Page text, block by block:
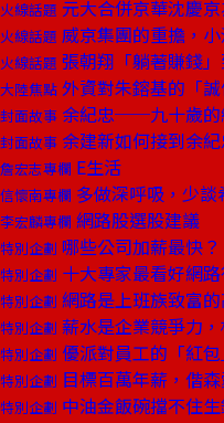
火線話題 元大合併京華沈慶
火線話題 威京集團的重擔，
火線話題 張朝翔「躺著賺錢
大陸焦點 外資對朱鎔基的「
封面故事 余紀忠──九十歲的
封面故事 余建新如何接到余
詹宏志專欄 E生活
信懷南專欄 多做深呼吸，少談
李宏麟專欄 網路股選股建議
特別企劃 哪些公司加薪最快？
特別企劃 十大專家最看好網
特別企劃 網路是上班族致富
特別企劃 薪水是企業競爭力，
特別企劃 優派對員工的「紅
特別企劃 目標百萬年薪，偕
特別企劃 中油金飯碗擋不住生